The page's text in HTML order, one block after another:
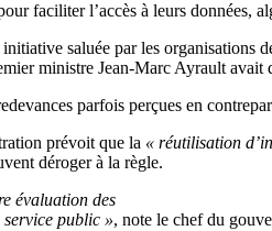
faciliter l’accès à leurs données,
saluée par les organisations
ministre Jean-Marc Ayrault avait
parfois perçues en
prévoit que la « réutilisation
déroger à la règle.
évaluation des
public », note le chef du